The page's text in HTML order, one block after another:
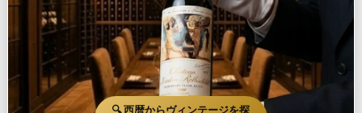
🔍 西暦からヴィンテージを探